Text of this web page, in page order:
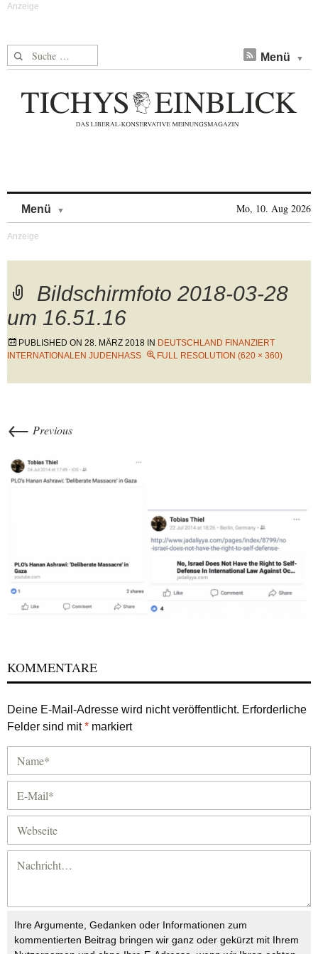
Suche nach: Menü
Menü Mo, 10. Aug 2026
Bildschirmfoto 2018-03-28
um 16.51.16
PUBLISHED ON 28. MÄRZ 2018 IN DEUTSCHLAND FINANZIERT
INTERNATIONALEN JUDENHASS
FULL RESOLUTION (620 × 360)
← Previous
KOMMENTARE
Deine E-Mail-Adresse wird nicht veröffentlicht. Erforderliche
Felder sind mit* markiert
Ihre Argumente, Gedanken oder Informationen zum
kommentierten Beitrag bringen wir ganz oder gekürzt mit Ihrem